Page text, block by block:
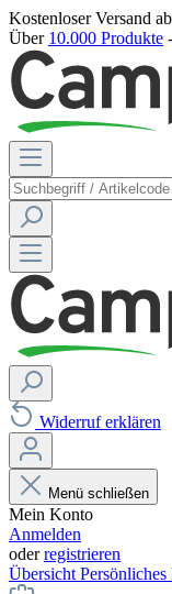
Kostenloser Versand
Über 10.000 Produkte
Widerruf erklären
Menü schließen
Mein Konto
Anmelden
oderregistrieren
Übersicht